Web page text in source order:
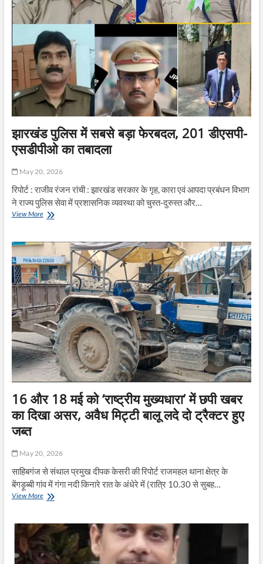
संपन्न
झारखंड पुलिस में सबसे बड़ा फेरबदल, 201 डीएसपी-
एसडीपीओ का तबादला
May 20, 2026
रिपोर्ट : राजीव रंजन रांची : झारखंड सरकार के गृह, कारा एवं आपदा प्रबंधन विभाग
ने राज्य पुलिस सेवा में प्रशासनिक व्यवस्था को चुस्त-दुरुस्त और…
View Moreझारखंड
सबसे
बड़ा
फेरबदल,
201
डीएसपी-
एसडीपीओ
का
तबादला
16 और 18 मई को ‘राष्ट्रीय मुख्यधारा’ में छपी खबर
का दिखा असर, अवैध मिट्टी बालू लदे दो ट्रैक्टर हुए
जब्त
May 20, 2026
साहिबगंज से संथाल प्रमुख दीपक केसरी की रिपोर्ट राजमहल थाना क्षेत्र के
बेंगड़ूब्बी गांव में गंगा नदी किनारे रात के अंधेरे में (रात्रि 10.30 से सुबह…
View More16
मई
को
‘राष्ट्रीय
मुख्यधारा’